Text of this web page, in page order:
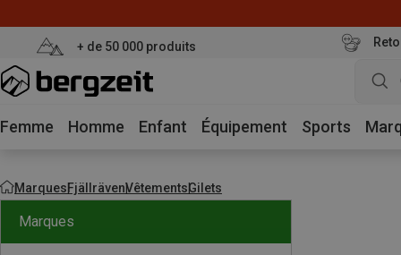
+ de 50 000 produits
Femme Homme Enfant Équipement Sports
MarquesFjällrävenVêtementsGilets
Marques